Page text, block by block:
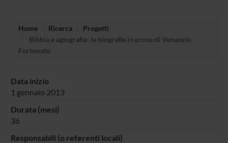
Home Ricerca
Progetti
Bibbia e agiografia: le biografie in prosa di Venanzio
Fortunato
Data inizio
1 gennaio 2013
Durata (mesi)
36
Responsabili (o referenti locali)